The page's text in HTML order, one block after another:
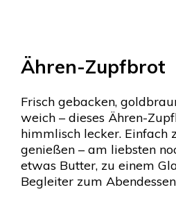
Ähren-Zupfbrot
Frisch gebacken,
weich – dieses Ähren-
himmlisch lecker. Einfach
genießen – am liebsten
etwas Butter, zu einem
Begleiter zum